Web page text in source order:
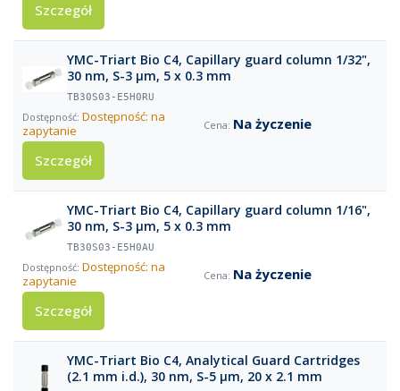
Szczegół
YMC-Triart Bio C4, Capillary guard column 1/32",
30 nm, S-3 µm, 5 x 0.3 mm
TB30S03-E5H0RU
Dostępność: na
zapytanie
Na życzenie
Szczegół
YMC-Triart Bio C4, Capillary guard column 1/16",
30 nm, S-3 µm, 5 x 0.3 mm
TB30S03-E5H0AU
Dostępność: na
zapytanie
Na życzenie
Szczegół
YMC-Triart Bio C4, Analytical Guard Cartridges
(2.1 mm i.d.), 30 nm, S-5 µm, 20 x 2.1 mm